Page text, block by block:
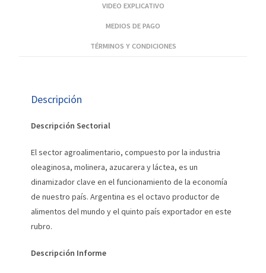
VIDEO EXPLICATIVO
MEDIOS DE PAGO
TÉRMINOS Y CONDICIONES
Descripción
Descripción Sectorial
El sector agroalimentario, compuesto por la industria
oleaginosa, molinera, azucarera y láctea, es un
dinamizador clave en el funcionamiento de la economía
de nuestro país. Argentina es el octavo productor de
alimentos del mundo y el quinto país exportador en este
rubro.
Descripción Informe